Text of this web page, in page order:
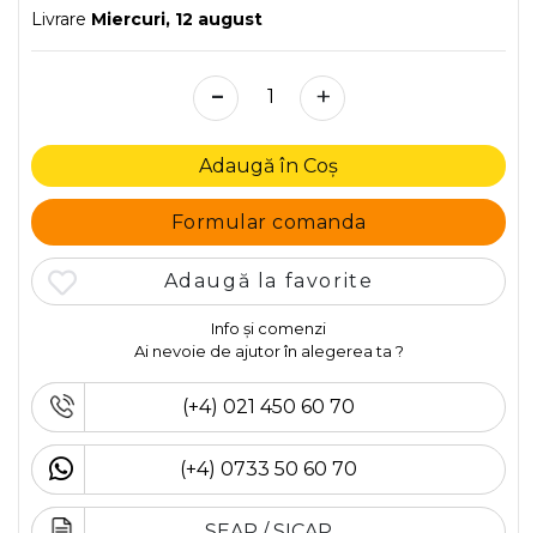
Livrare Miercuri, 12 august
- +
Adaugă în Coș
Formular comanda
Adaugă la favorite
Info și comenzi
Ai nevoie de ajutor în alegerea ta ?
(+4) 021 450 60 70
(+4) 0733 50 60 70